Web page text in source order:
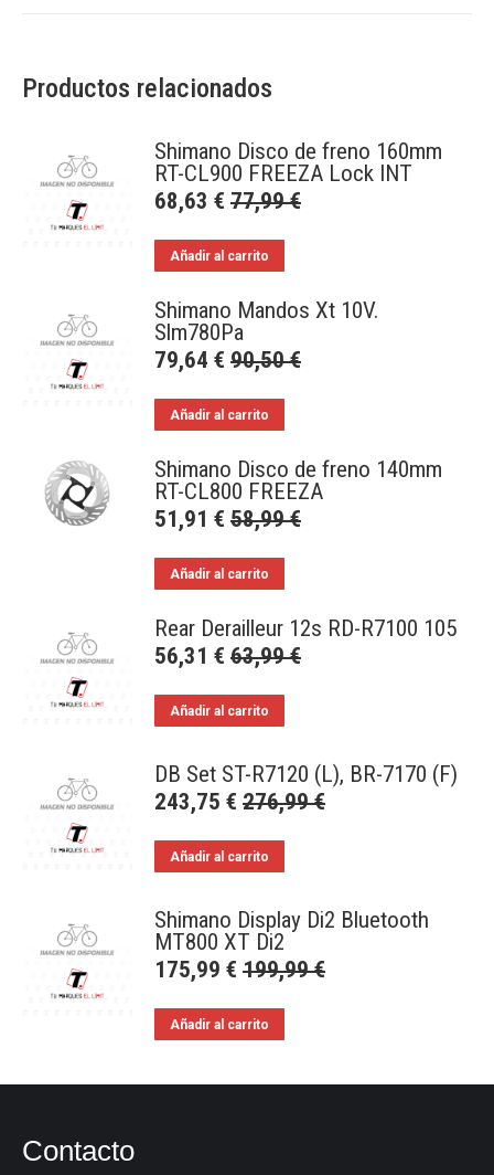
Productos relacionados
Shimano Disco de freno 160mm
RT-CL900 FREEZA Lock INT
68,63 € 77,99€
Añadir al carrito
Shimano Mandos Xt 10V.
Slm780Pa
79,64 € 90,50€
Añadir al carrito
Shimano Disco de freno 140mm
RT-CL800 FREEZA
51,91 € 58,99€
Añadir al carrito
Rear Derailleur 12s RD-R7100 105
56,31 € 63,99€
Añadir al carrito
DB Set ST-R7120 (L), BR-7170 (F)
243,75 € 276,99€
Añadir al carrito
Shimano Display Di2 Bluetooth
MT800 XT Di2
175,99 € 199,99€
Añadir al carrito
Contacto